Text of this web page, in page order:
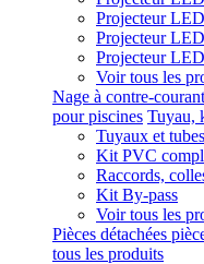
Projecteur
Projecteur
Projecteur
Voir tous les
Nage à contre-courant
pour piscines Tuyau,
Tuyaux et
Kit PVC
Raccords,
Kit By-pass
Voir tous les
Pièces détachées
tous les produits